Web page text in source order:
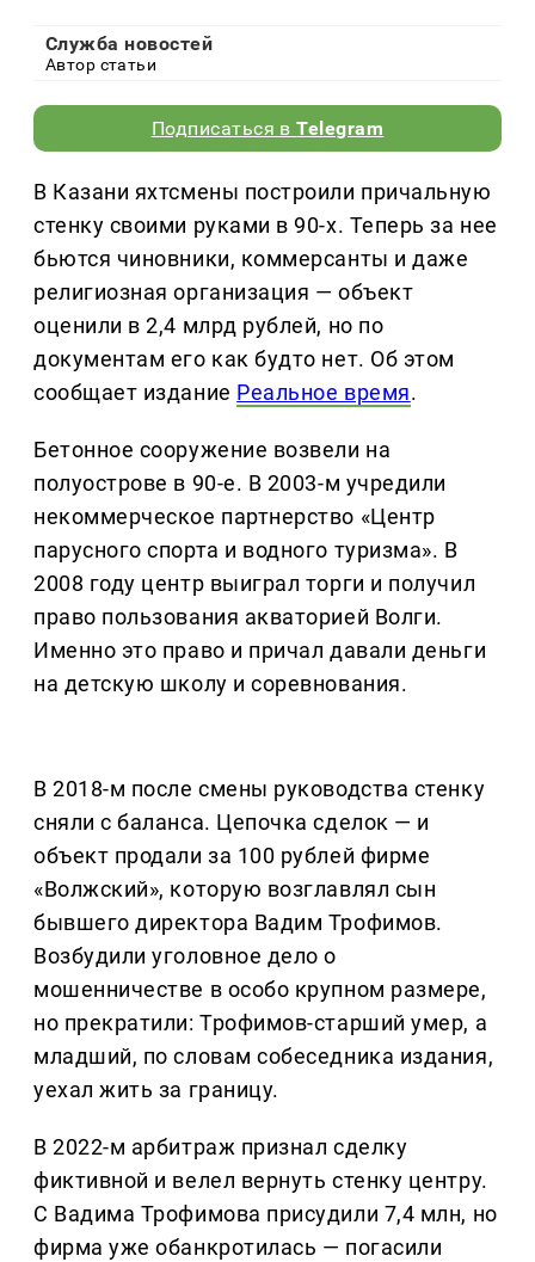
Служба новостей
Автор статьи
Подписаться вTelegram
В Казани яхтсмены построили причальную
стенку своими руками в 90-х. Теперь за нее
бьются чиновники, коммерсанты и даже
религиозная организация — объект
оценили в 2,4 млрд рублей, но по
документам его как будто нет. Об этом
сообщает издание Реальное время.
Бетонное сооружение возвели на
полуострове в 90-е. В 2003-м учредили
некоммерческое партнерство «Центр
парусного спорта и водного туризма». В
2008 году центр выиграл торги и получил
право пользования акваторией Волги.
Именно это право и причал давали деньги
на детскую школу и соревнования.
В 2018-м после смены руководства стенку
сняли с баланса. Цепочка сделок — и
объект продали за 100 рублей фирме
«Волжский», которую возглавлял сын
бывшего директора Вадим Трофимов.
Возбудили уголовное дело о
мошенничестве в особо крупном размере,
но прекратили: Трофимов-старший умер, а
младший, по словам собеседника издания,
уехал жить за границу.
В 2022-м арбитраж признал сделку
фиктивной и велел вернуть стенку центру.
С Вадима Трофимова присудили 7,4 млн, но
фирма уже обанкротилась — погасили